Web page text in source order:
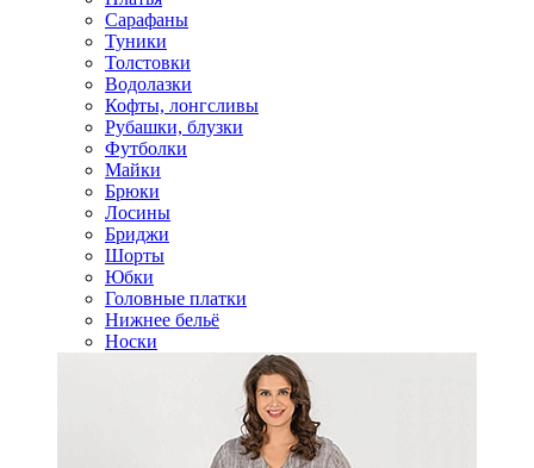
Сарафаны
Туники
Толстовки
Водолазки
Кофты, лонгсливы
Рубашки, блузки
Футболки
Майки
Брюки
Лосины
Бриджи
Шорты
Юбки
Головные платки
Нижнее бельё
Носки